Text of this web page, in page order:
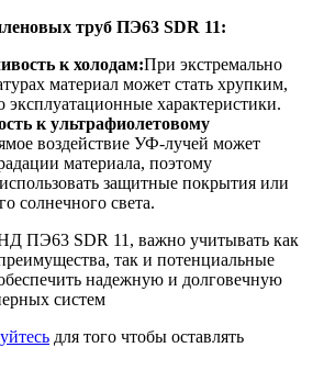
труб ПЭ63 SDR 11:
к холодам:При экстремально
материал может стать хрупким,
эксплуатационные характеристики.
к ультрафиолетовому
воздействие УФ-лучей может
материала, поэтому
защитные покрытия или
солнечного света.
ПЭ63 SDR 11, важно учитывать как
так и потенциальные
надежную и долговечную
систем
для того чтобы оставлять